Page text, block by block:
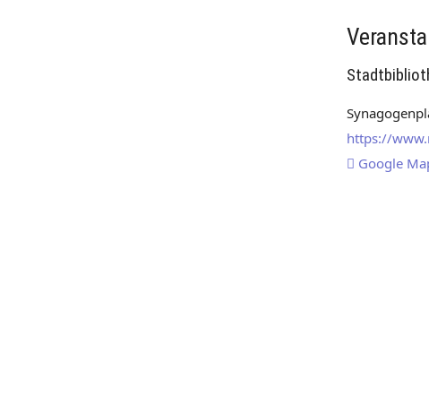
https://
Google